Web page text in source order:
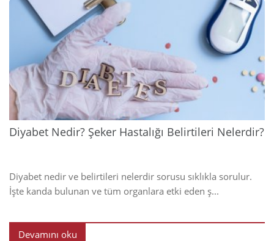
2025
Diyabet Nedir? Şeker Hastalığı Belirtileri Nelerdir?
Diyabet nedir ve belirtileri nelerdir sorusu sıklıkla sorulur.
İşte kanda bulunan ve tüm organlara etki eden ş...
Devamını oku